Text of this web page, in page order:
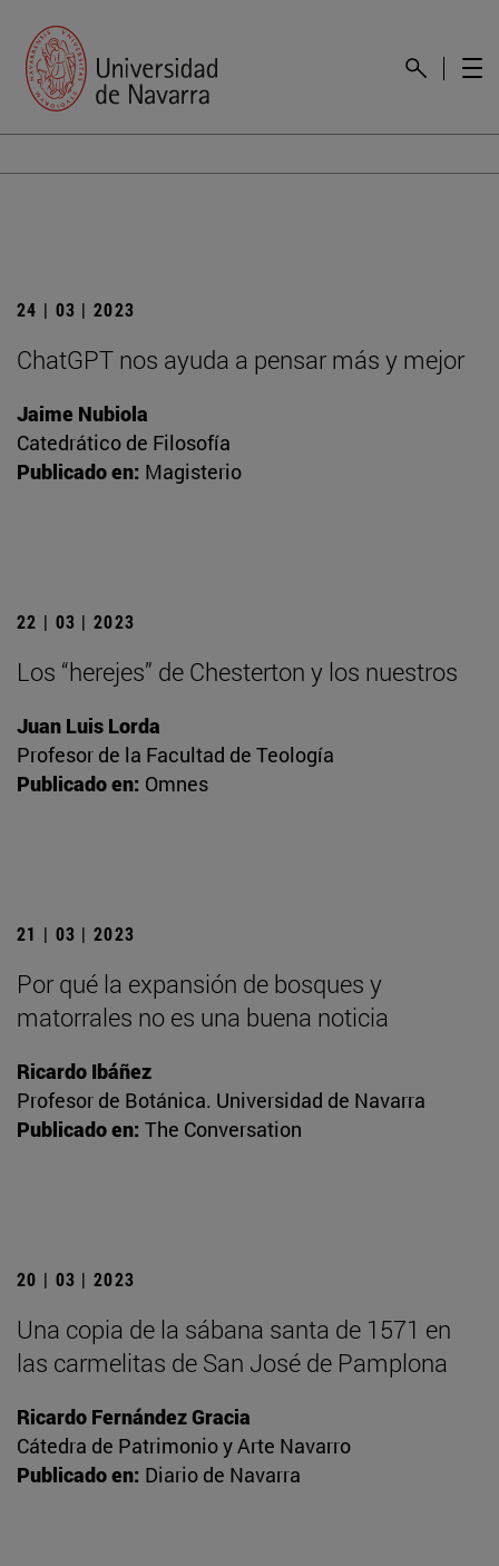
24 | 03 | 2023
ChatGPT nos ayuda a pensar más y mejor
Jaime Nubiola
Catedrático de Filosofía
Publicado en: Magisterio
22 | 03 | 2023
Los “herejes” de Chesterton y los nuestros
Juan Luis Lorda
Profesor de la Facultad de Teología
Publicado en: Omnes
21 | 03 | 2023
Por qué la expansión de bosques y
matorrales no es una buena noticia
Ricardo Ibáñez
Profesor de Botánica. Universidad de Navarra
Publicado en: The Conversation
20 | 03 | 2023
Una copia de la sábana santa de 1571 en
las carmelitas de San José de Pamplona
Ricardo Fernández Gracia
Cátedra de Patrimonio y Arte Navarro
Publicado en: Diario de Navarra